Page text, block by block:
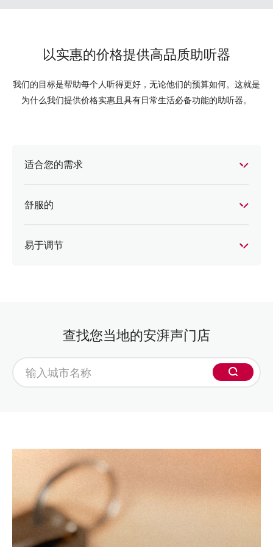
以实惠的价格提供高品质助听器
我们的目标是帮助每个人听得更好，无论他们的预算如何。这就是
为什么我们提供价格实惠且具有日常生活必备功能的助听器。
适合您的需求
舒服的
易于调节
查找您当地的安湃声门店